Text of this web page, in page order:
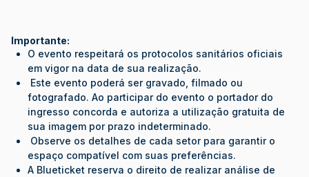
Importante:
O evento respeitará os protocolos sanitários oficiais
em vigor na data de sua realização.
Este evento poderá ser gravado, filmado ou
fotografado. Ao participar do evento o portador do
ingresso concorda e autoriza a utilização gratuita de
sua imagem por prazo indeterminado.
Observe os detalhes de cada setor para garantir o
espaço compatível com suas preferências.
A Blueticket reserva o direito de realizar análise de